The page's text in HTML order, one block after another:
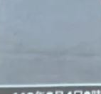
費半小漲39點